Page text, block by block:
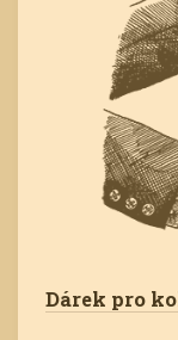
Dárek pro